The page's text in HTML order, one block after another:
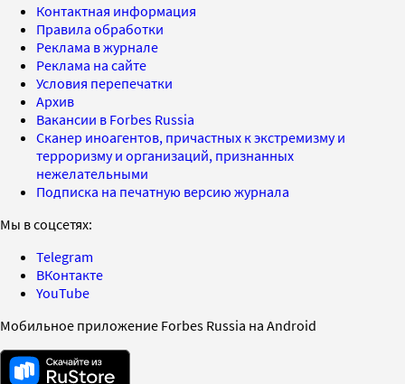
Контактная информация
Правила обработки
Реклама в журнале
Реклама на сайте
Условия перепечатки
Архив
Вакансии в Forbes Russia
Сканер иноагентов, причастных к экстремизму и
терроризму и организаций, признанных
нежелательными
Подписка на печатную версию журнала
Мы в соцсетях:
Telegram
ВКонтакте
YouTube
Мобильное приложение Forbes Russia на Android